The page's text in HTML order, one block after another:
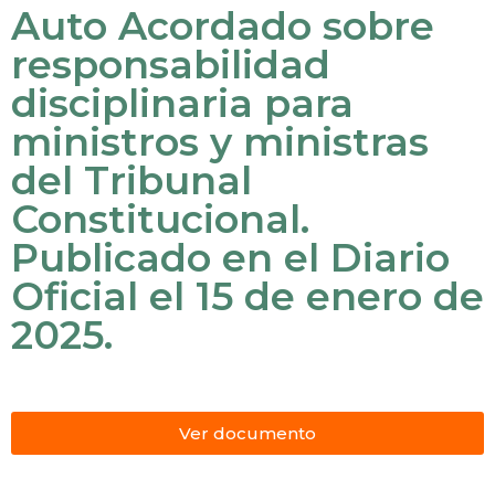
Auto Acordado sobre
responsabilidad
disciplinaria para
ministros y ministras
del Tribunal
Constitucional.
Publicado en el Diario
Oficial el 15 de enero de
2025.
Ver documento